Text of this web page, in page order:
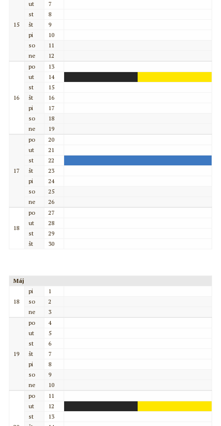
15
ut
7
st
8
št
9
pi
10
so
11
ne
12
16
po
13
ut
14
st
15
št
16
pi
17
so
18
ne
19
17
po
20
ut
21
st
22
št
23
pi
24
so
25
ne
26
18
po
27
ut
28
st
29
št
30
Máj
18
pi
1
so
2
ne
3
19
po
4
ut
5
st
6
št
7
pi
8
so
9
ne
10
po
11
ut
12
st
13